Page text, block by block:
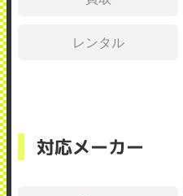
レンタル
対応メーカー